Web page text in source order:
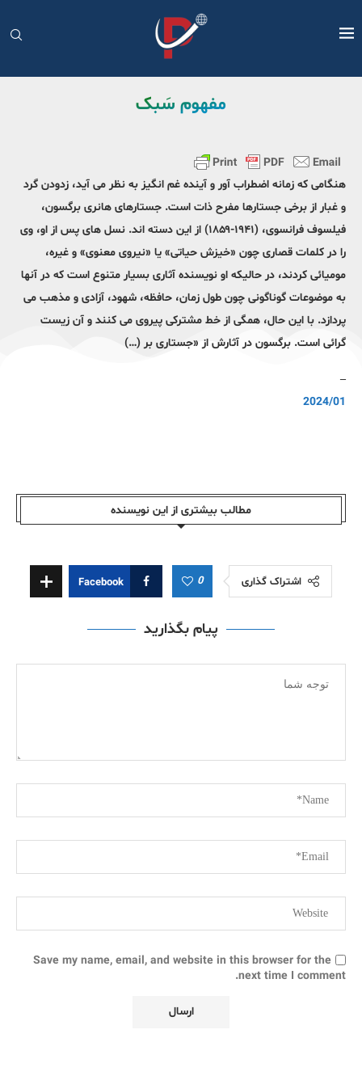
مفهوم سَبک
هنگامی که زمانه اضطراب آور و آینده غم انگیز به نظر می آید، زدودن گرد
و غبار از برخی جستارها مفرح ذات است. جستارهای هانری برگسون،
فیلسوف فرانسوی، (۱۹۴۱-۱۸۵۹) از این دسته اند. نسل های پس از او، وی
را در کلمات قصاری چون «خیزش حیاتی» یا «نیروی معنوی» و غیره،
مومیائی کردند، در حالیکه او نویسنده آثاری بسیار متنوع است که در آنها
به موضوعات گوناگونی چون طول زمان، حافظه، شهود، آزادی و مذهب می
پردازد. با این حال، همگی از خط مشترکی پیروی می کنند و آن زیست
گرائی است. برگسون در آثارش از «جستاری بر (…)
–
2024/01
مطالب بیشتری از این نویسندە
اشتراک گذاری 0
Facebook
پیام بگذارید
Save my name, email, and website in this browser for the
next time I comment.